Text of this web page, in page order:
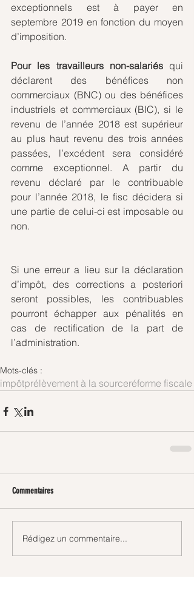
exceptionnels est à payer en
septembre 2019 en fonction du moyen
d’imposition.
Pour les travailleurs non-salariés qui
déclarent des bénéfices non
commerciaux (BNC) ou des bénéfices
industriels et commerciaux (BIC), si le
revenu de l’année 2018 est supérieur
au plus haut revenu des trois années
passées, l’excédent sera considéré
comme exceptionnel. A partir du
revenu déclaré par le contribuable
pour l’année 2018, le fisc décidera si
une partie de celui-ci est imposable ou
non.
Si une erreur a lieu sur la déclaration
d’impôt, des corrections a posteriori
seront possibles, les contribuables
pourront échapper aux pénalités en
cas de rectification de la part de
l’administration.
Mots-clés :
impôtprélèvement à la sourceréforme fiscale
Commentaires
Rédigez un commentaire...